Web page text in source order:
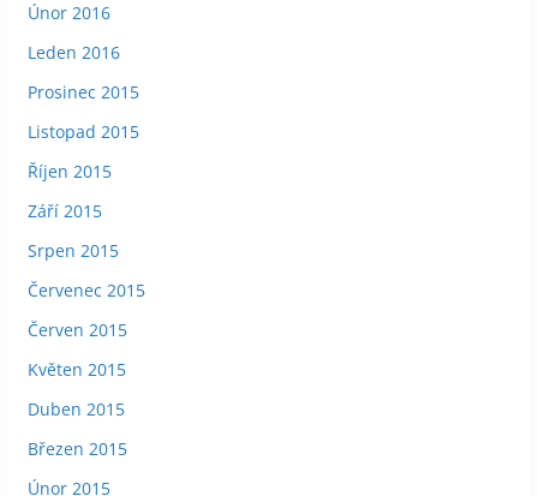
Únor 2016
Leden 2016
Prosinec 2015
Listopad 2015
Říjen 2015
Září 2015
Srpen 2015
Červenec 2015
Červen 2015
Květen 2015
Duben 2015
Březen 2015
Únor 2015